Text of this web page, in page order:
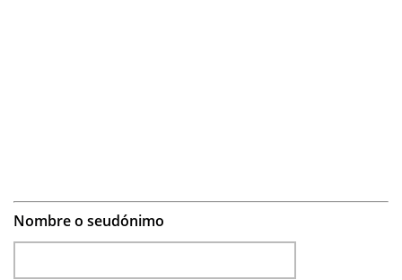
Nombre o seudónimo